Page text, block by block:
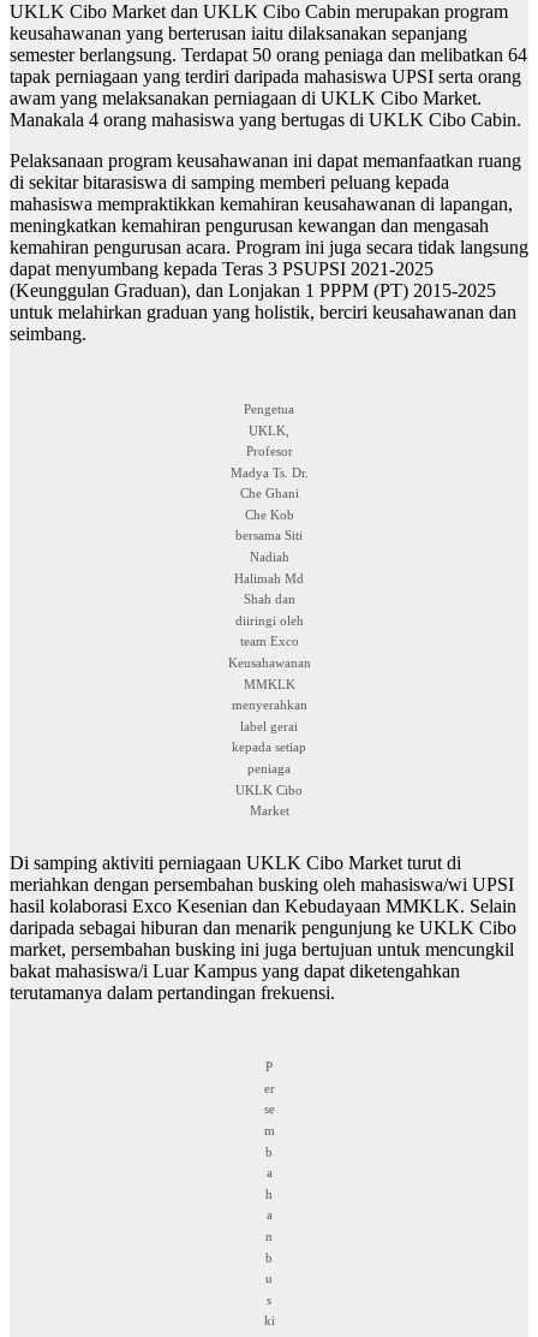
UKLK Cibo Market dan UKLK Cibo Cabin merupakan program
keusahawanan yang berterusan iaitu dilaksanakan sepanjang
semester berlangsung. Terdapat 50 orang peniaga dan melibatkan 64
tapak perniagaan yang terdiri daripada mahasiswa UPSI serta orang
awam yang melaksanakan perniagaan di UKLK Cibo Market.
Manakala 4 orang mahasiswa yang bertugas di UKLK Cibo Cabin.
Pelaksanaan program keusahawanan ini dapat memanfaatkan ruang
di sekitar bitarasiswa di samping memberi peluang kepada
mahasiswa mempraktikkan kemahiran keusahawanan di lapangan,
meningkatkan kemahiran pengurusan kewangan dan mengasah
kemahiran pengurusan acara. Program ini juga secara tidak langsung
dapat menyumbang kepada Teras 3 PSUPSI 2021-2025
(Keunggulan Graduan), dan Lonjakan 1 PPPM (PT) 2015-2025
untuk melahirkan graduan yang holistik, berciri keusahawanan dan
seimbang.
Pengetua
UKLK,
Profesor
Madya Ts. Dr.
Che Ghani
Che Kob
bersama Siti
Nadiah
Halimah Md
Shah dan
diiringi oleh
team Exco
Keusahawanan
MMKLK
menyerahkan
label gerai
kepada setiap
peniaga
UKLK Cibo
Market
Di samping aktiviti perniagaan UKLK Cibo Market turut di
meriahkan dengan persembahan busking oleh mahasiswa/wi UPSI
hasil kolaborasi Exco Kesenian dan Kebudayaan MMKLK. Selain
daripada sebagai hiburan dan menarik pengunjung ke UKLK Cibo
market, persembahan busking ini juga bertujuan untuk mencungkil
bakat mahasiswa/i Luar Kampus yang dapat diketengahkan
terutamanya dalam pertandingan frekuensi.
P
er
se
m
b
a
h
a
n
b
u
s
ki